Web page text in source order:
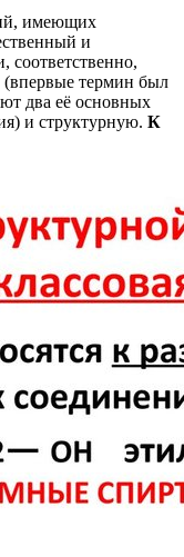
имеющих
и
соответственно,
(впервые термин был
два её основных
и структурную. К